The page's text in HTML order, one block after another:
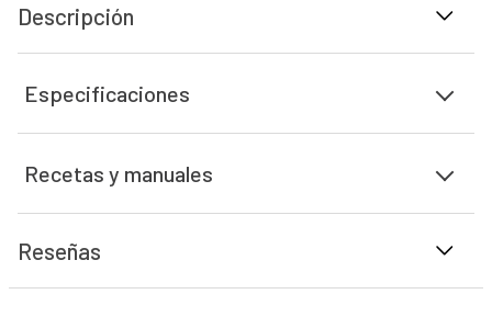
Descripción
Especificaciones
Recetas y manuales
Reseñas